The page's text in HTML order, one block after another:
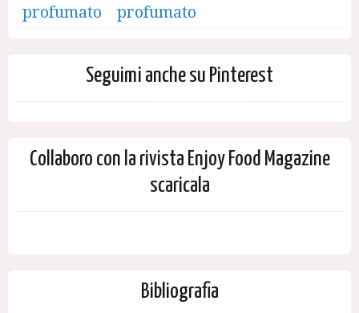
profumato
Seguimi anche su Pinterest
Collaboro con la rivista Enjoy Food Magazine
scaricala
Bibliografia